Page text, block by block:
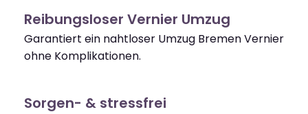
Reibungsloser Vernier Umzug
Garantiert ein nahtloser Umzug Bremen Vernier
ohne Komplikationen.
Sorgen- & stressfrei